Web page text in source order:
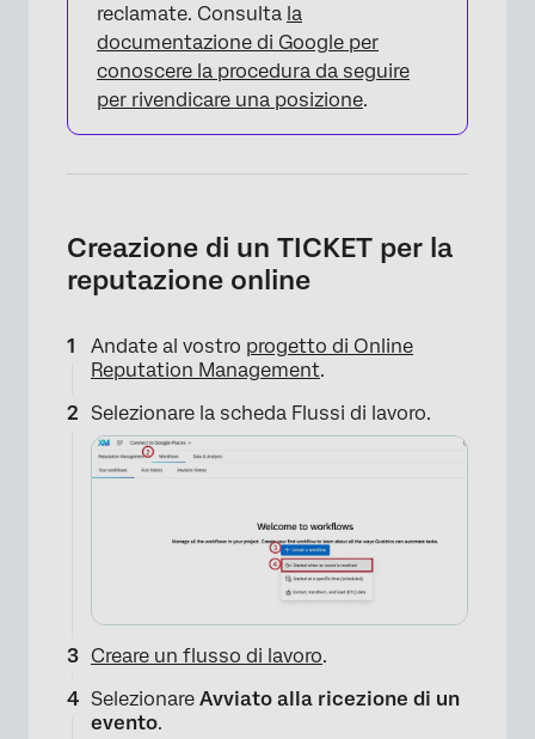
×
reclamate. Consulta la
documentazione di Google per
conoscere la procedura da seguire
per rivendicare una posizione.
Creazione di un TICKET per la
reputazione online
Andate al vostro progetto di Online
Reputation Management.
Selezionare la scheda Flussi di lavoro.
Creare un flusso di lavoro.
Selezionare Avviato alla ricezione di un
evento.